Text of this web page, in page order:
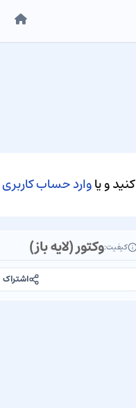
خانه
کنید و یاوارد حساب کاربری
کیفیت:وکتور (لایه باز)
اشتراک